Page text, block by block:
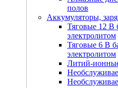
полов
Аккумуляторы,
Тяговые 12 В
электролитом
Тяговые 6 В
электролитом
Литий-